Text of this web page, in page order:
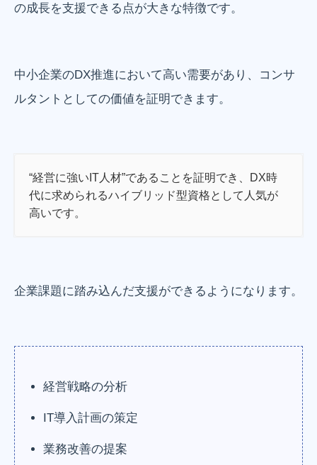
の成長を支援できる点が大きな特徴です。
中小企業のDX推進において高い需要があり、コンサ
ルタントとしての価値を証明できます。
“経営に強いIT人材”であることを証明でき、DX時
代に求められるハイブリッド型資格として人気が
高いです。
企業課題に踏み込んだ支援ができるようになります。
経営戦略の分析
IT導入計画の策定
業務改善の提案